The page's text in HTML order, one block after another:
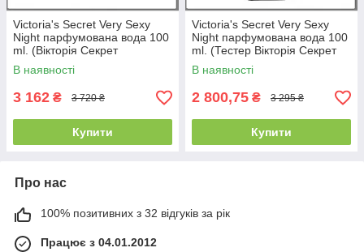
Victoria's Secret Very Sexy
Night парфумована вода 100
ml. (Вікторія Секрет
Вері Секси Найт)
В наявності
3 162 ₴ 3 720 ₴
Купити
Victoria's Secret Very Sexy
Night парфумована вода 100
ml. (Тестер Вікторія Секрет
Вері Сексі Найт)
В наявності
2 800,75 ₴ 3 295 ₴
Купити
Про нас
100% позитивних з 32 відгуків за рік
Працює з 04.01.2012